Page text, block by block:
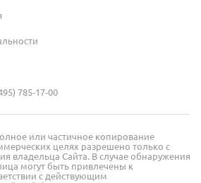
785-17-00
или частичное копирование
целях разрешено только с
владельца Сайта. В случае обнаружения
могут быть привлечены к
с действующим